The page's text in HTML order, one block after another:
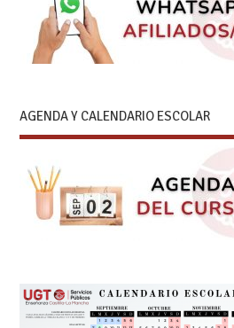
AGENDA Y CALENDARIO ESCOLAR